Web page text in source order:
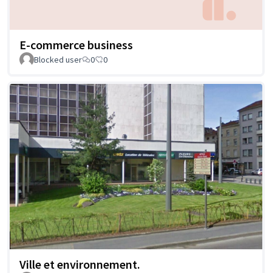
E-commerce business
Blocked user 0 0
Ville et environnement.